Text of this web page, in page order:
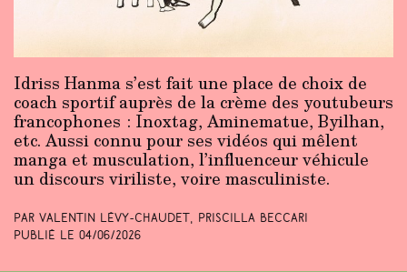
Idriss Hanma s’est fait une place de choix de
coach sportif auprès de la crème des youtubeurs
francophones : Inoxtag, Aminematue, Byilhan,
etc. Aussi connu pour ses vidéos qui mêlent
manga et musculation, l’influenceur véhicule
un discours viriliste, voire masculiniste.
Par Valentin Lévy-Chaudet, Priscilla Beccari
Publié le 04/06/2026